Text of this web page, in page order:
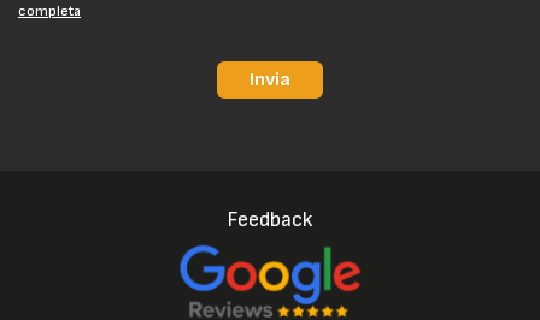
completa
Invia
Feedback